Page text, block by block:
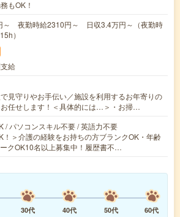
もOK！
～ 夜勤時給2310円～ 日収3.4万円～（夜勤時
）
給
見守りやお手伝い／施設を利用するお年寄りの
任せします！＜具体的には…＞・お掃…
/ パソコンスキル不要 / 英語力不要
！＞介護の経験をお持ちの方ブランクOK・年齢
クOK10名以上募集中！履歴書不…
30代 40代 50代
60代